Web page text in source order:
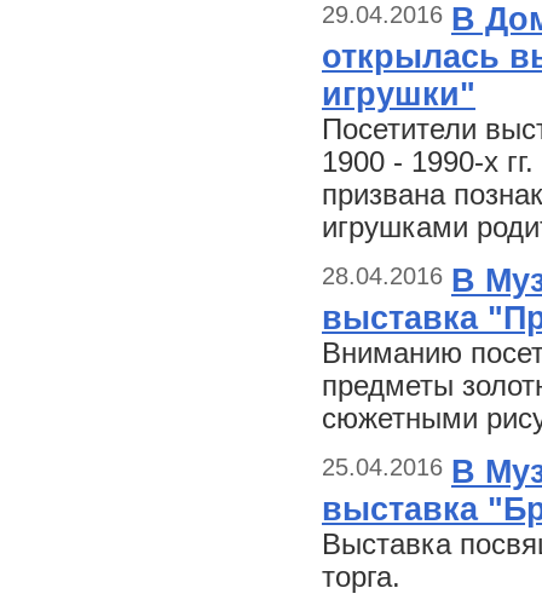
29.04.2016 В
открылась
игрушки"
Посетители
1900 - 1990-х
призвана
игрушками
28.04.2016 В
выставка
Вниманию
предметы
сюжетными
25.04.2016 В
выставка
Выставка
торга.